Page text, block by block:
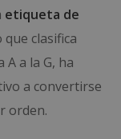
etiqueta de
que clasifica
A a la G, ha
a convertirse
orden.